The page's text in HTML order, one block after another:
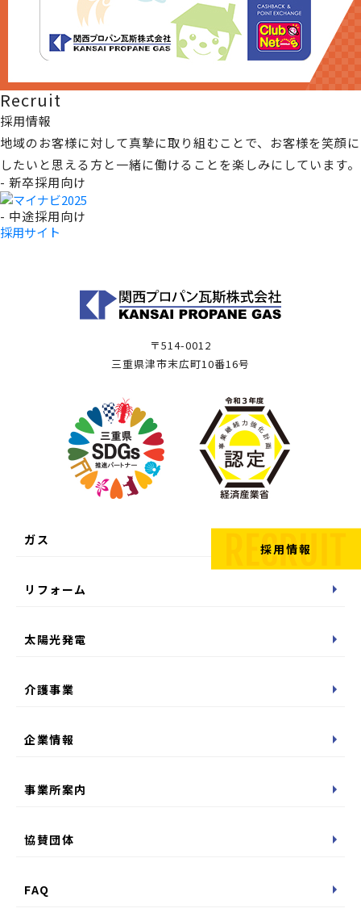
採用情報
Recruit
採用情報
地域のお客様に対して真摯に取り組むことで、お客様を笑顔に
したいと思える方と一緒に働けることを楽しみにしています。
- 新卒採用向け
- 中途採用向け
採用サイト
ガス
リフォーム
太陽光発電
介護事業
企業情報
事業所案内
協賛団体
FAQ
〒514-0012
三重県津市末広町10番16号